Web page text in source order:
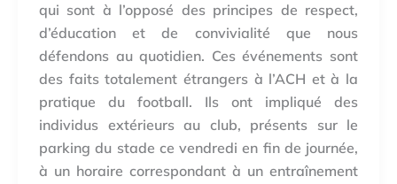
qui sont à l’opposé des principes de respect,
d’éducation et de convivialité que nous
défendons au quotidien. Ces événements sont
des faits totalement étrangers à l’ACH et à la
pratique du football. Ils ont impliqué des
individus extérieurs au club, présents sur le
parking du stade ce vendredi en fin de journée,
à un horaire correspondant à un entraînement